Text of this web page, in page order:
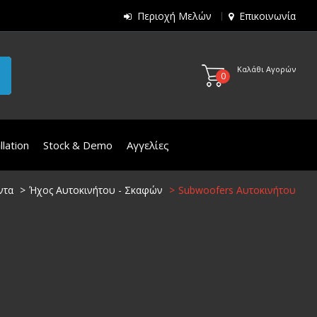
Περιοχή Μελών Επικοινωνία
0
Καλάθι Αγορών
Stock & Demo Αγγελίες
Ήχος Αυτοκινήτου - Σκαφών Subwoofers Αυτοκινήτου